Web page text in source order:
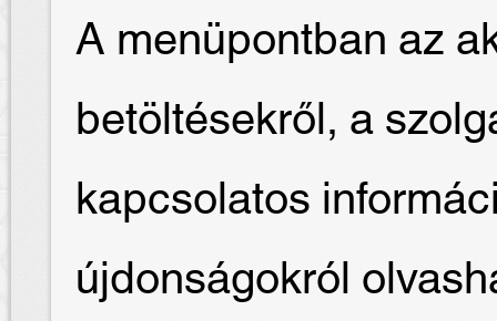
A menüpontban az
betöltésekről, a
kapcsolatos
újdonságokról